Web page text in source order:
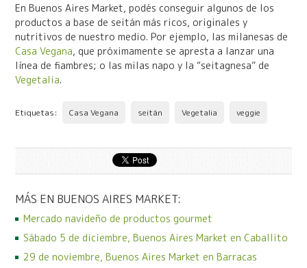
En Buenos Aires Market, podés conseguir algunos de los
productos a base de seitán más ricos, originales y
nutritivos de nuestro medio. Por ejemplo, las milanesas de
Casa Vegana, que próximamente se apresta a lanzar una
línea de fiambres; o las milas napo y la “seitagnesa” de
Vegetalia.
Etiquetas: Casa Vegana seitán Vegetalia veggie
MÁS EN BUENOS AIRES MARKET:
Mercado navideño de productos gourmet
Sábado 5 de diciembre, Buenos Aires Market en Caballito
29 de noviembre, Buenos Aires Market en Barracas